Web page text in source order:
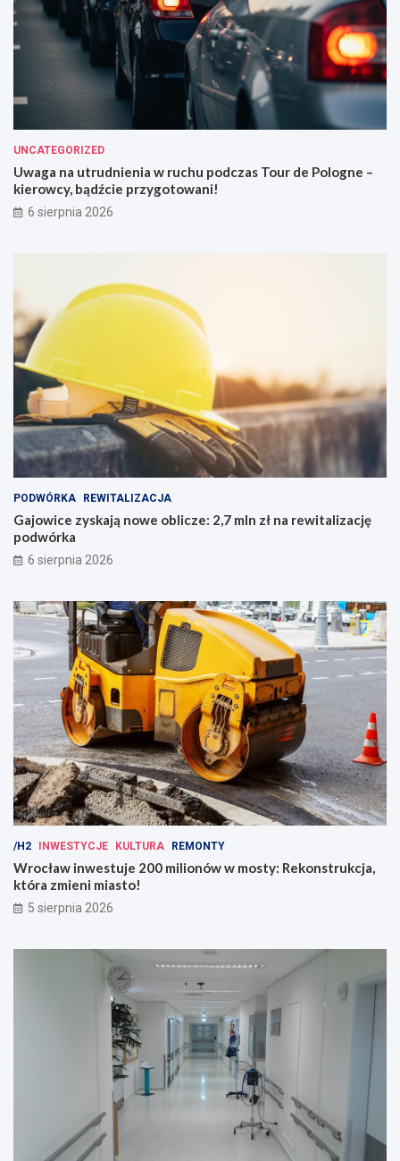
UNCATEGORIZED
Uwaga na utrudnienia w ruchu podczas Tour de Pologne –
kierowcy, bądźcie przygotowani!
6 sierpnia 2026
PODWÓRKA REWITALIZACJA
Gajowice zyskają nowe oblicze: 2,7 mln zł na rewitalizację
podwórka
6 sierpnia 2026
/H2 INWESTYCJE KULTURA REMONTY
Wrocław inwestuje 200 milionów w mosty: Rekonstrukcja,
która zmieni miasto!
5 sierpnia 2026